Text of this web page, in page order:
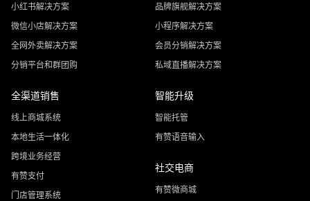
小红书解决方案
微信小店解决方案
全网外卖解决方案
分销平台和群团购
品牌旗舰解决方案
小程序解决方案
会员分销解决方案
私域直播解决方案
全渠道销售
线上商城系统
本地生活一体化
跨境业务经营
有赞支付
门店管理系统
智能升级
智能托管
有赞语音输入
社交电商
有赞微商城